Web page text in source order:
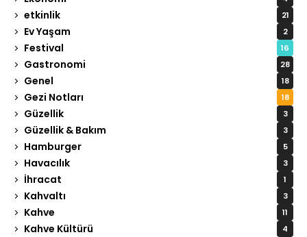
etkinlik 21
Ev Yaşam 2
Festival 16
Gastronomi 28
Genel 18
Gezi Notları 18
Güzellik 3
Güzellik & Bakım 3
Hamburger 5
Havacılık 3
İhracat 1
Kahvaltı 3
Kahve 11
Kahve Kültürü 4